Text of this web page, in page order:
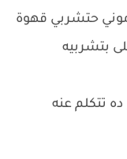
حتشربي قهوة
بتشربيه
تتكلم عنه